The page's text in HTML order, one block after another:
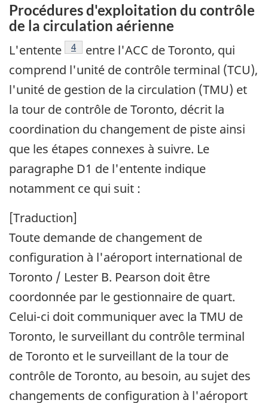
Procédures d'exploitation du contrôle
de la circulation aérienne
L'entente Footnote
4
entre l'ACC de Toronto, qui
comprend l'unité de contrôle terminal (TCU),
l'unité de gestion de la circulation (TMU) et
la tour de contrôle de Toronto, décrit la
coordination du changement de piste ainsi
que les étapes connexes à suivre. Le
paragraphe D1 de l'entente indique
notamment ce qui suit :
[Traduction]
Toute demande de changement de
configuration à l'aéroport international de
Toronto / Lester B. Pearson doit être
coordonnée par le gestionnaire de quart.
Celui-ci doit communiquer avec la TMU de
Toronto, le surveillant du contrôle terminal
de Toronto et le surveillant de la tour de
contrôle de Toronto, au besoin, au sujet des
changements de configuration à l'aéroport